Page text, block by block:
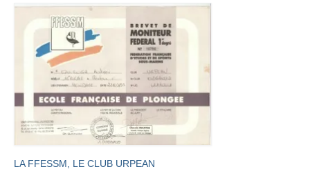
LA FFESSM, LE CLUB URPEAN